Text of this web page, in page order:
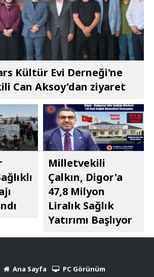
Kültür Evi Derneği'ne
Can Aksoy'dan ziyaret
Milletvekili
Çalkın, Digor'a
47,8 Milyon
Liralık Sağlık
Yatırımı Başlıyor
Ana Sayfa PC Görünüm